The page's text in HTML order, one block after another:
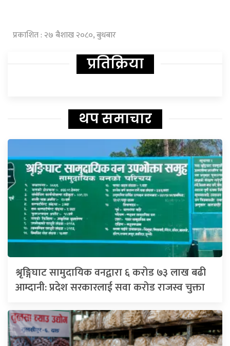
प्रकाशित : २७ बैशाख २०८०, बुधबार
प्रतिक्रिया
थप समाचार
श्रृङ्गिघाट सामुदायिक वनद्वारा ६ करोड ७३ लाख बढी
आम्दानी: प्रदेश सरकारलाई सवा करोड राजस्व चुक्ता